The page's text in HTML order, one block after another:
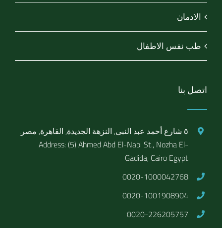
الادمان
طب نفس الاطفال
اتصل بنا
٥ شارع أحمد عبد النبى, النزهة الجديدة, القاهرة, مصر.
Address: (5) Ahmed Abd El-Nabi St., Nozha El-
Gadida, Cairo Egypt
0020-1000042768
0020-1001908904
0020-226205757